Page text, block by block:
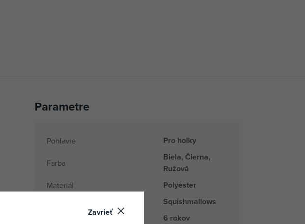
Parametre
Pohlavie Pro holky
Farba
Biela, Čierna,
Ružová
Materiál Polyester
Squishmallows
6 rokov
Zavrieť